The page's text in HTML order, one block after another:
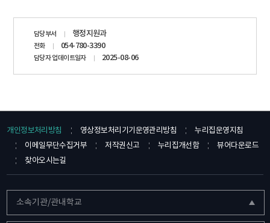
담당부서 행정지원과
전화 054-780-3390
담당자 업데이트일자 2025-08-06
개인정보처리방침 영상정보처리기기운영관리방침
누리집운영지침
이메일무단수집거부
저작권신고 누리집개선함
뷰어다운로드
찾아오시는길
소속기관/관내학교